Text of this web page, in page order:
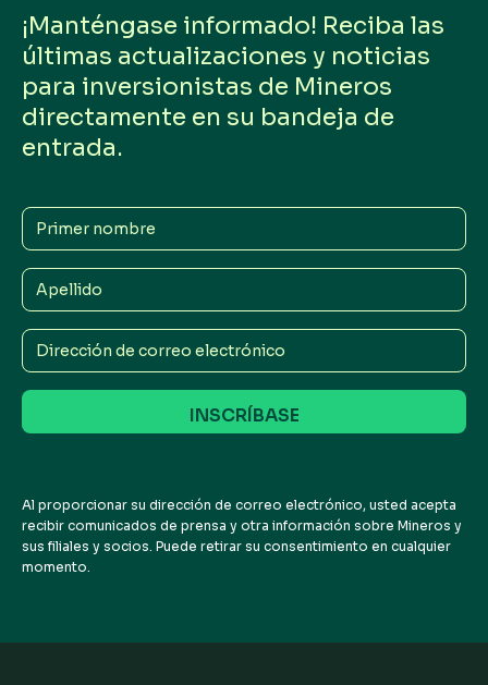
¡Manténgase informado! Reciba las
últimas actualizaciones y noticias
para inversionistas de Mineros
directamente en su bandeja de
entrada.
Primer
nombre
Apellido
Dirección
de
correo
electrónico
Al proporcionar su dirección de correo electrónico, usted acepta
recibir comunicados de prensa y otra información sobre Mineros y
sus filiales y socios. Puede retirar su consentimiento en cualquier
momento.